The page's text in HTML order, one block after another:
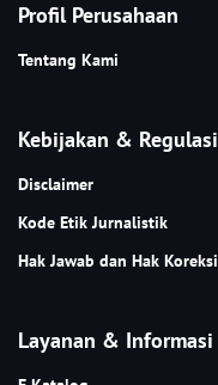
Profil Perusahaan
Tentang Kami
Kebijakan & Regulasi
Disclaimer
Kode Etik Jurnalistik
Hak Jawab dan Hak Koreksi
Layanan & Informasi